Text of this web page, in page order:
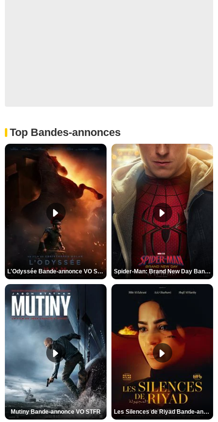
Top Bandes-annonces
L'Odyssée Bande-annonce VO STFR Spider-Man: Brand New Day Bande-annonce VO STFR
Mutiny Bande-annonce VO STFR Les Silences de Riyad Bande-annonce VO STFR